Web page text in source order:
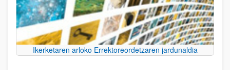
Ikerketaren arloko Errektoreordetzaren jardunaldia